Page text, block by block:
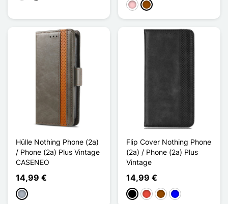
PinkBraun
Hülle Nothing Phone (2a)
/ Phone (2a) Plus Vintage
CASENEO
14,99 €
Grau
Flip Cover Nothing Phone
(2a) / Phone (2a) Plus
Vintage
14,99 €
Schwarz
Rot BraunBlau